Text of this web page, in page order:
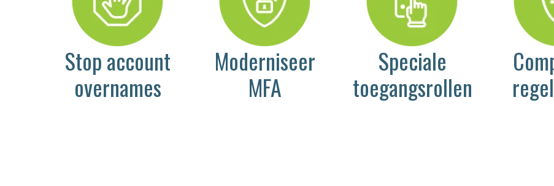
Stop account
overnames
Moderniseer
MFA
Speciale
toegangsrollen